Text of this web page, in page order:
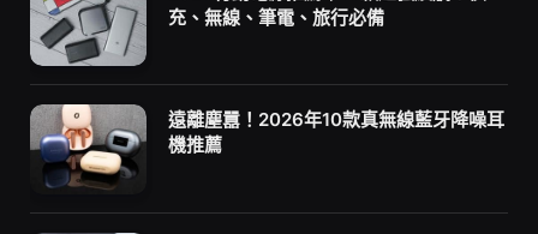
充、無線、筆電、旅行必備
遠離塵囂！2026年10款真無線藍牙降噪耳
機推薦